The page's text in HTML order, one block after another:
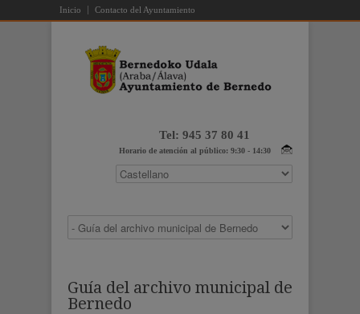
Inicio Contacto del Ayuntamiento
Tel: 945 37 80 41
Horario de atención al público: 9:30 - 14:30
Guía del archivo municipal de
Bernedo